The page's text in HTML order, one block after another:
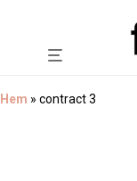
Hem » contract 3